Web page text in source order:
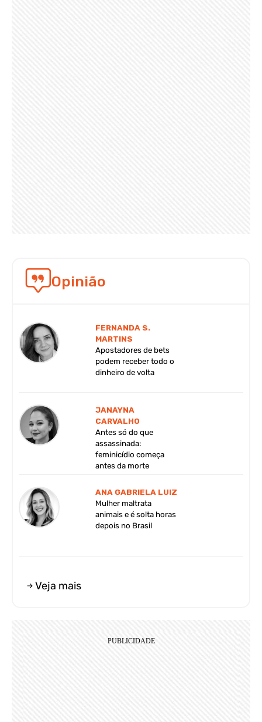
Opinião
FERNANDA S.
MARTINS
Apostadores de bets
podem receber todo o
dinheiro de volta
JANAYNA
CARVALHO
Antes só do que
assassinada:
feminicídio começa
antes da morte
ANA GABRIELA LUIZ
Mulher maltrata
animais e é solta horas
depois no Brasil
Veja mais